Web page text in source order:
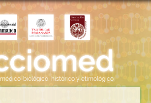
médico-biológico, histórico y etimológico